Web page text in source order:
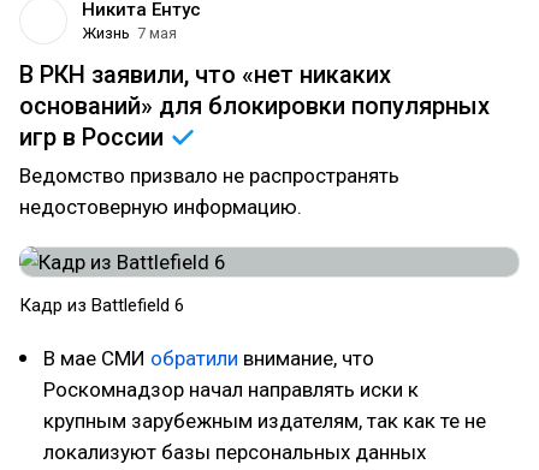
Никита Ентус
Жизнь 7 мая
В РКН заявили, что «нет никаких
оснований» для блокировки популярных
игр в России
Ведомство призвало не распространять
недостоверную информацию.
Кадр из Battlefield 6
В мае СМИ обратили внимание, что
Роскомнадзор начал направлять иски к
крупным зарубежным издателям, так как те не
локализуют базы персональных данных